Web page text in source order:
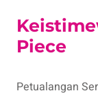
Piece
Petualangan